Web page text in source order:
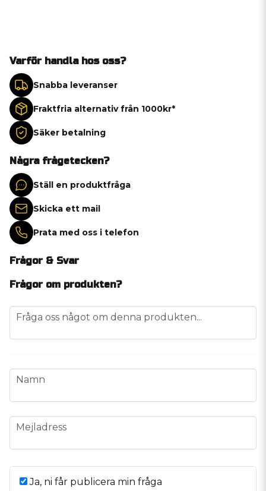
Varför handla hos oss?
Snabba leveranser
Fraktfria alternativ från 1000kr*
Säker betalning
Några frågetecken?
Ställ en produktfråga
Skicka ett mail
Prata med oss i telefon
Frågor & Svar
Frågor om produkten?
question
Fråga oss något om denna produkten...
name
Namn
email
Mejladress
Ja, ni får publicera min fråga